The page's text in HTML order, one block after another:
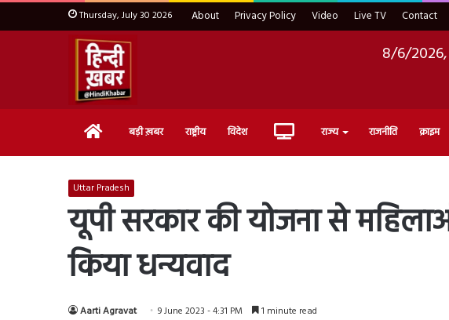
Thursday, July 30 2026 About Privacy Policy Video Live TV Contact
8/6/
Home बड़ी ख़बर राष्ट्रीय विदेश Live राज्य राजनीति क्राइम
Uttar Pradesh
यूपी सरकार की योजना से
किया धन्यवाद
Aarti Agravat 9 June 2023 - 4:31 PM 1 minute read